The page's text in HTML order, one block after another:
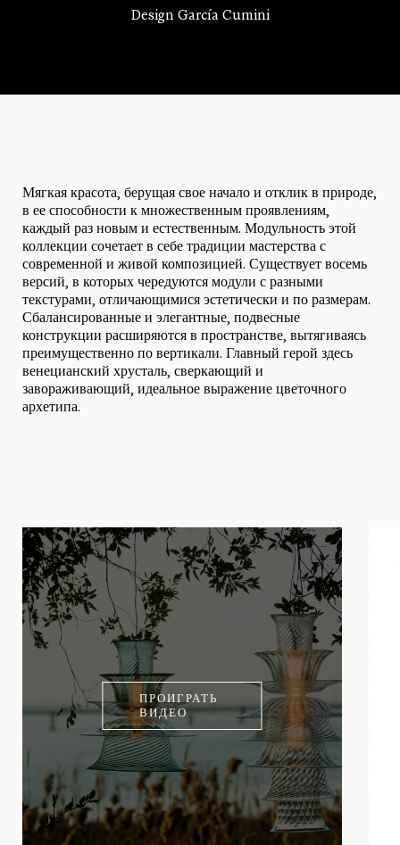
Design García Cumini
Мягкая красота, берущая свое начало и отклик в природе,
в ее способности к множественным проявлениям,
каждый раз новым и естественным. Модульность этой
коллекции сочетает в себе традиции мастерства с
современной и живой композицией. Существует восемь
версий, в которых чередуются модули с разными
текстурами, отличающимися эстетически и по размерам.
Сбалансированные и элегантные, подвесные
конструкции расширяются в пространстве, вытягиваясь
преимущественно по вертикали. Главный герой здесь
венецианский хрусталь, сверкающий и
завораживающий, идеальное выражение цветочного
архетипа.
ПРОИГРАТЬ
ВИДЕО